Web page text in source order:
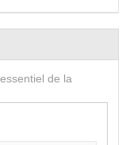
de la